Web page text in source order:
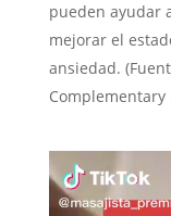
pueden ayudar
mejorar el
ansiedad.
Complementary